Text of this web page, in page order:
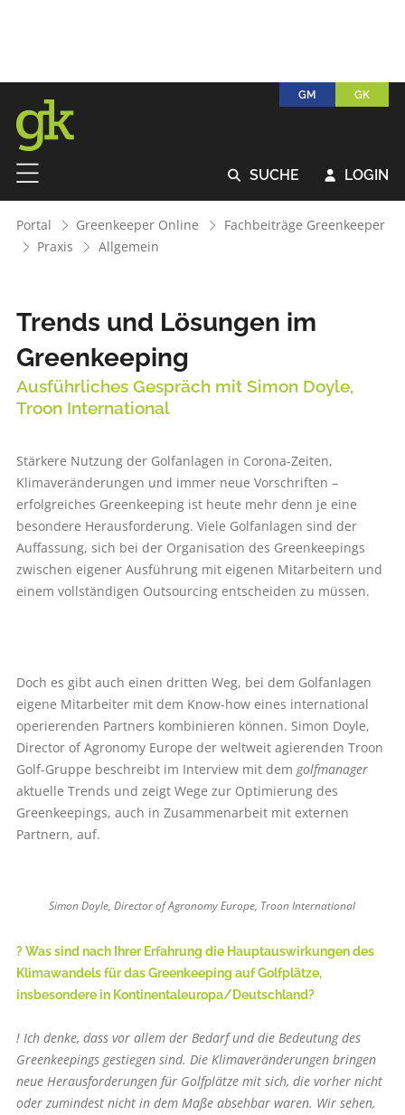
GM GK
 SUCHE  LOGIN
Portal Greenkeeper Online
Fachbeiträge Greenkeeper
Praxis
Allgemein
Trends und Lösungen im
Greenkeeping
Ausführliches Gespräch mit Simon Doyle,
Troon International
Stärkere Nutzung der Golfanlagen in Corona-Zeiten,
Klimaveränderungen und immer neue Vorschriften –
erfolgreiches Greenkeeping ist heute mehr denn je eine
besondere Herausforderung. Viele Golfanlagen sind der
Auffassung, sich bei der Organisation des Greenkeepings
zwischen eigener Ausführung mit eigenen Mitarbeitern und
einem vollständigen Outsourcing entscheiden zu müssen.
Doch es gibt auch einen dritten Weg, bei dem Golfanlagen
eigene Mitarbeiter mit dem Know-how eines international
operierenden Partners kombinieren können. Simon Doyle,
Director of Agronomy Europe der weltweit agierenden Troon
Golf-Gruppe beschreibt im Interview mit dem golfmanager
aktuelle Trends und zeigt Wege zur Optimierung des
Greenkeepings, auch in Zusammenarbeit mit externen
Partnern, auf.
Simon Doyle, Director of Agronomy Europe, Troon International
? Was sind nach Ihrer Erfahrung die Hauptauswirkungen des
Klimawandels für das Greenkeeping auf Golfplätze,
insbesondere in Kontinentaleuropa/Deutschland?
! Ich denke, dass vor allem der Bedarf und die Bedeutung des
Greenkeepings gestiegen sind. Die Klimaveränderungen bringen
neue Herausforderungen für Golfplätze mit sich, die vorher nicht
oder zumindest nicht in dem Maße absehbar waren. Wir sehen,